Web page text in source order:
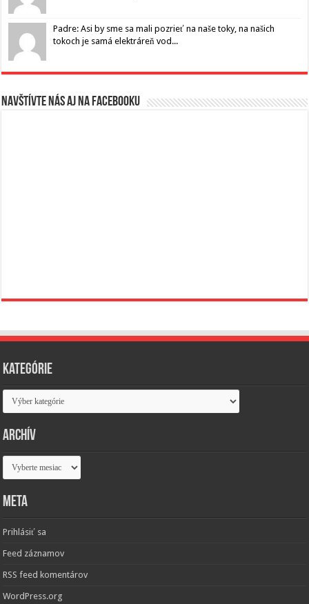
Padre: Asi by sme sa mali pozrieť na naše toky, na našich
tokoch je samá elektráreň vod...
Navštívte nás aj na Facebooku
Kategórie
Kategórie
Archív
Archív
Meta
Prihlásiť sa
Feed záznamov
RSS feed komentárov
WordPress.org